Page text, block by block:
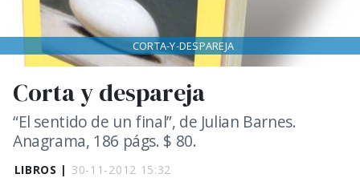
LIBROS | 30-11-2012 15:32
Corta y despareja
“El sentido de un final”, de Julian Barnes.
Anagrama, 186 págs. $ 80.
CORTA-Y-DESPAREJA